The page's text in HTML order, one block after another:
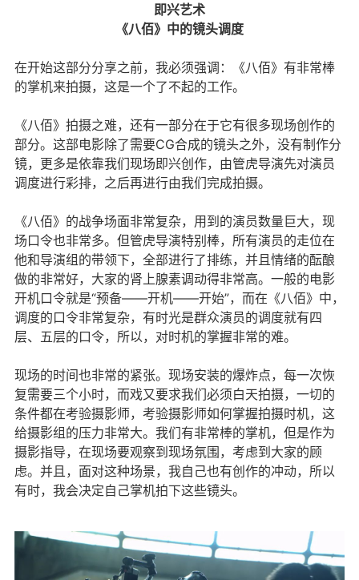
即兴艺术
《八佰》中的镜头调度
在开始这部分分享之前，我必须强调：《八佰》有非常棒
的掌机来拍摄，这是一个了不起的工作。
《八佰》拍摄之难，还有一部分在于它有很多现场创作的
部分。这部电影除了需要CG合成的镜头之外，没有制作分
镜，更多是依靠我们现场即兴创作，由管虎导演先对演员
调度进行彩排，之后再进行由我们完成拍摄。
《八佰》的战争场面非常复杂，用到的演员数量巨大，现
场口令也非常多。但管虎导演特别棒，所有演员的走位在
他和导演组的带领下，全部进行了排练，并且情绪的酝酿
做的非常好，大家的肾上腺素调动得非常高。一般的电影
开机口令就是“预备——开机——开始”，而在《八佰》中，
调度的口令非常复杂，有时光是群众演员的调度就有四
层、五层的口令，所以，对时机的掌握非常的难。
现场的时间也非常的紧张。现场安装的爆炸点，每一次恢
复需要三个小时，而戏又要求我们必须白天拍摄，一切的
条件都在考验摄影师，考验摄影师如何掌握拍摄时机，这
给摄影组的压力非常大。我们有非常棒的掌机，但是作为
摄影指导，在现场要观察到现场氛围，考虑到大家的顾
虑。并且，面对这种场景，我自己也有创作的冲动，所以
有时，我会决定自己掌机拍下这些镜头。